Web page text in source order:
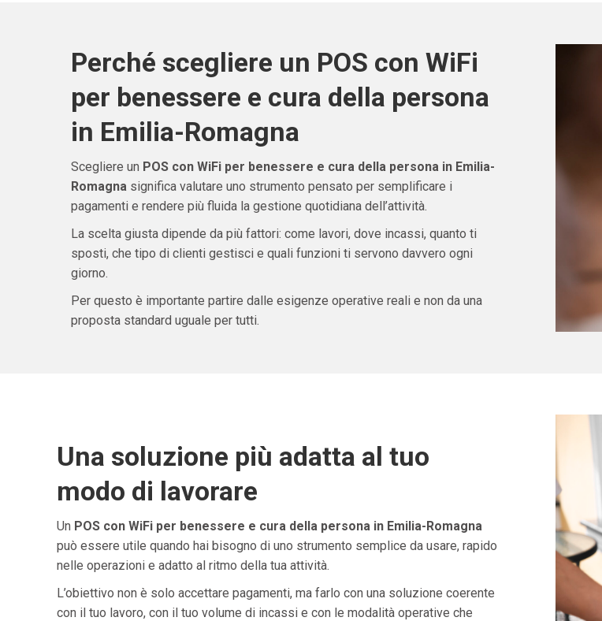
Perché scegliere un POS con WiFi
per benessere e cura della persona
in Emilia-Romagna
Scegliere un POS con WiFi per benessere e cura della persona in Emilia-
Romagnasignifica valutare uno strumento pensato per semplificare i
pagamenti e rendere più fluida la gestione quotidiana dell’attività.
La scelta giusta dipende da più fattori: come lavori, dove incassi, quanto ti
sposti, che tipo di clienti gestisci e quali funzioni ti servono davvero ogni
giorno.
Per questo è importante partire dalle esigenze operative reali e non da una
proposta standard uguale per tutti.
Una soluzione più adatta al tuo
modo di lavorare
Un POS con WiFi per benessere e cura della persona in Emilia-Romagna
può essere utile quando hai bisogno di uno strumento semplice da usare, rapido
nelle operazioni e adatto al ritmo della tua attività.
L’obiettivo non è solo accettare pagamenti, ma farlo con una soluzione coerente
con il tuo lavoro, con il tuo volume di incassi e con le modalità operative che